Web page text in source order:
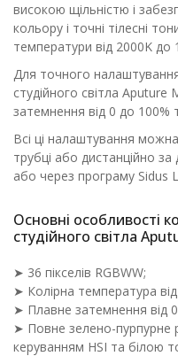
високою щільністю і
кольору і точні тілесні
температури від 2000K до
Для точного налаштування
студійного світла
затемнення від 0 до 100%
Всі ці налаштування
трубці або дистанційно
або через програму Sidus
Основні особливості
студійного світла
➤ 36 пікселів RGBWW;
➤ Колірна температура
➤ Плавне затемнення від
➤ Повне зелено-пурпурне
керуванням HSI та білою